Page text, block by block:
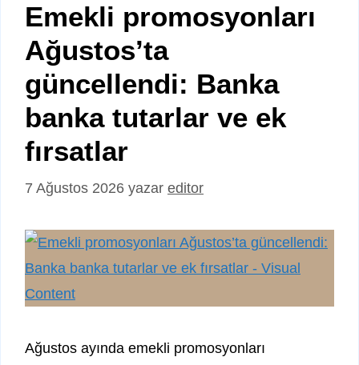
Emekli promosyonları
Ağustos’ta
güncellendi: Banka
banka tutarlar ve ek
fırsatlar
7 Ağustos 2026 yazar editor
Ağustos ayında emekli promosyonları